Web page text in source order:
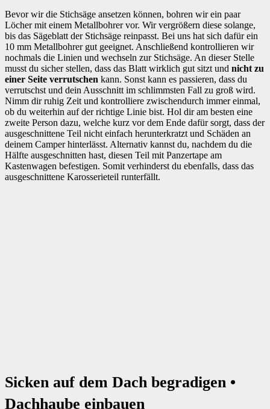
Bevor wir die Stichsäge ansetzen können, bohren wir ein paar
Löcher mit einem Metallbohrer vor. Wir vergrößern diese solange,
bis das Sägeblatt der Stichsäge reinpasst. Bei uns hat sich dafür ein
10 mm Metallbohrer gut geeignet. Anschließend kontrollieren wir
nochmals die Linien und wechseln zur Stichsäge. An dieser Stelle
musst du sicher stellen, dass das Blatt wirklich gut sitzt und nicht zu
einer Seite verrutschen kann. Sonst kann es passieren, dass du
verrutschst und dein Ausschnitt im schlimmsten Fall zu groß wird.
Nimm dir ruhig Zeit und kontrolliere zwischendurch immer einmal,
ob du weiterhin auf der richtige Linie bist. Hol dir am besten eine
zweite Person dazu, welche kurz vor dem Ende dafür sorgt, dass der
ausgeschnittene Teil nicht einfach herunterkratzt und Schäden an
deinem Camper hinterlässt. Alternativ kannst du, nachdem du die
Hälfte ausgeschnitten hast, diesen Teil mit Panzertape am
Kastenwagen befestigen. Somit verhinderst du ebenfalls, dass das
ausgeschnittene Karosserieteil runterfällt.
Sicken auf dem Dach begradigen •
Dachhaube einbauen